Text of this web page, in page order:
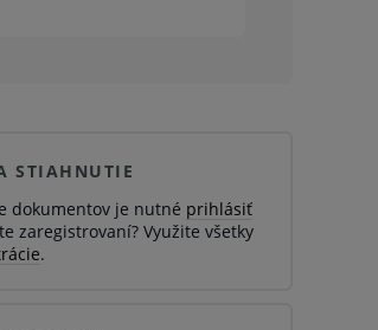
STIAHNUTIE
dokumentov je nutné prihlásiť
zaregistrovaní? Využite všetky
.